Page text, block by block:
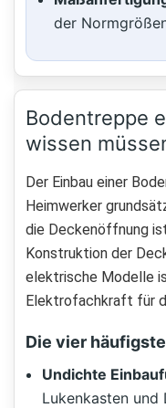
der
Bodentreppe
wissen
Der Einbau einer
Heimwerker
die Deckenöffnung
Konstruktion der
elektrische Modelle
Elektrofachkraft für
Die vier
Undichte
Lukenkasten und